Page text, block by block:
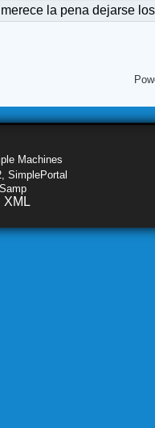
la pena dejarse
Machines
SimplePortal
XML